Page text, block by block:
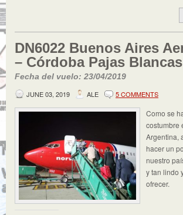
DN6022 Buenos Aires
– Córdoba Pajas Blancas
Fecha del vuelo: 23/04/2019
JUNE 03, 2019
ALE 5 COMMENTS
Como se
costumbre
Argentina,
hacer un
nuestro
y tan lindo
ofrecer.